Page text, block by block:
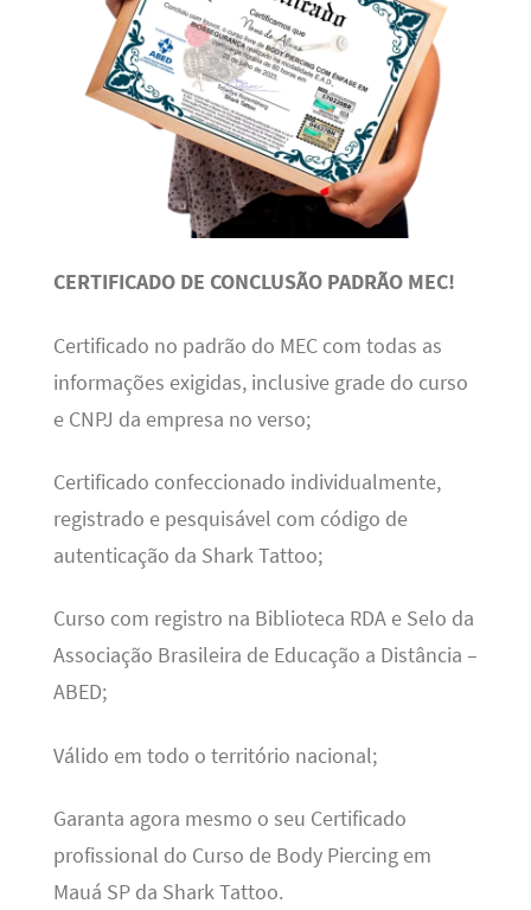
CERTIFICADO DE CONCLUSÃO PADRÃO MEC!
Certificado no padrão do MEC com todas as
informações exigidas, inclusive grade do curso
e CNPJ da empresa no verso;
Certificado confeccionado individualmente,
registrado e pesquisável com código de
autenticação da Shark Tattoo;
Curso com registro na Biblioteca RDA e Selo da
Associação Brasileira de Educação a Distância –
ABED;
Válido em todo o território nacional;
Garanta agora mesmo o seu Certificado
profissional do Curso de Body Piercing em
Mauá SP da Shark Tattoo.